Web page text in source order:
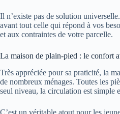
Il n’existe pas de solution
avant tout celle qui répond à vos
et aux contraintes de votre parcelle.
La maison de plain-pied : le confort
Très appréciée pour sa praticité, la
de nombreux ménages. Toutes les
seul niveau, la circulation est simple
C’est un véritable atout pour les